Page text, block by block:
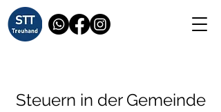
Steuern in der Gemeinde